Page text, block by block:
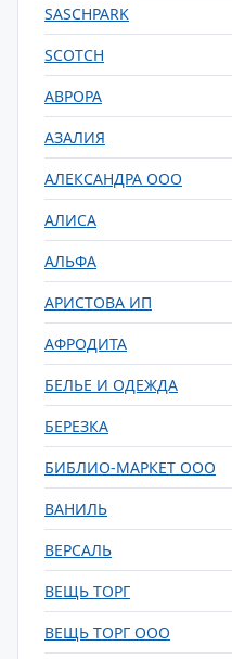
SASCHPARK
SCOTCH
АВРОРА
АЗАЛИЯ
АЛЕКСАНДРА ООО
АЛИСА
АЛЬФА
АРИСТОВА ИП
АФРОДИТА
БЕЛЬЕ И ОДЕЖДА
БЕРЕЗКА
БИБЛИО-МАРКЕТ ООО
ВАНИЛЬ
ВЕРСАЛЬ
ВЕЩЬ ТОРГ
ВЕЩЬ ТОРГ ООО